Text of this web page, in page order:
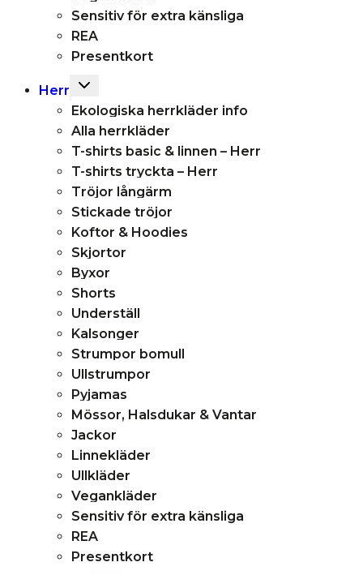
Sensitiv för extra känsliga
REA
Presentkort
Herr
Toggle
menu
Ekologiska herrkläder info
Alla herrkläder
T-shirts basic & linnen – Herr
T-shirts tryckta – Herr
Tröjor långärm
Stickade tröjor
Koftor & Hoodies
Skjortor
Byxor
Shorts
Underställ
Kalsonger
Strumpor bomull
Ullstrumpor
Pyjamas
Mössor, Halsdukar & Vantar
Jackor
Linnekläder
Ullkläder
Vegankläder
Sensitiv för extra känsliga
REA
Presentkort